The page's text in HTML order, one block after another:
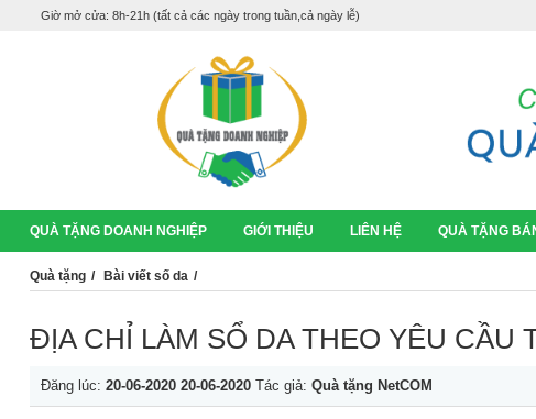
Giờ mở cửa: 8h-21h (tất cả các ngày trong tuần,cả ngày lễ)
QUÀ TẶNG DOANH NGHIỆP GIỚI THIỆU LIÊN HỆ QUÀ TẶNG
Quà tặng Bài viết số da
ĐỊA CHỈ LÀM SỔ DA THEO YÊU CẦU
Đăng lúc: 20-06-2020 20-06-2020Tác giả: Quà tặng NetCOM